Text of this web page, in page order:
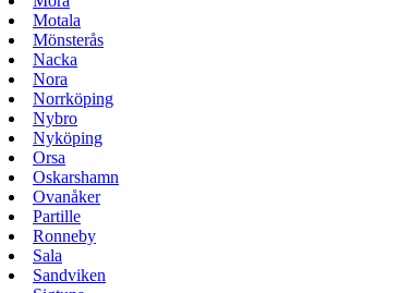
Motala
Mönsterås
Nacka
Nora
Norrköping
Nybro
Nyköping
Orsa
Oskarshamn
Ovanåker
Partille
Ronneby
Sala
Sandviken